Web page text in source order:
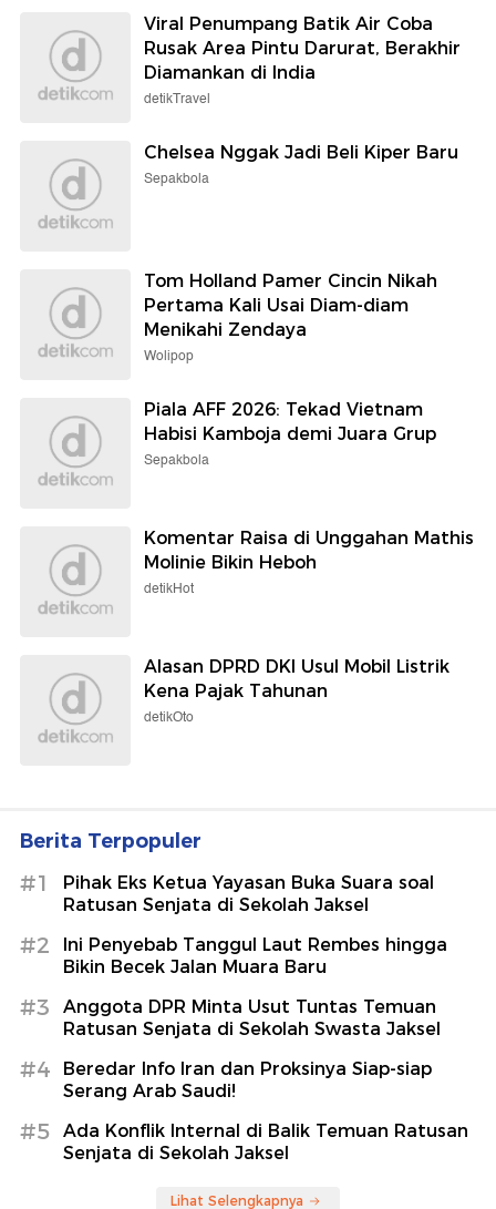
Viral Penumpang Batik Air Coba
Rusak Area Pintu Darurat, Berakhir
Diamankan di India
detikTravel
Chelsea Nggak Jadi Beli Kiper Baru
Sepakbola
Tom Holland Pamer Cincin Nikah
Pertama Kali Usai Diam-diam
Menikahi Zendaya
Wolipop
Piala AFF 2026: Tekad Vietnam
Habisi Kamboja demi Juara Grup
Sepakbola
Komentar Raisa di Unggahan Mathis
Molinie Bikin Heboh
detikHot
Alasan DPRD DKI Usul Mobil Listrik
Kena Pajak Tahunan
detikOto
Berita Terpopuler
#1
Pihak Eks Ketua Yayasan Buka Suara soal
Ratusan Senjata di Sekolah Jaksel
#2
Ini Penyebab Tanggul Laut Rembes hingga
Bikin Becek Jalan Muara Baru
#3
Anggota DPR Minta Usut Tuntas Temuan
Ratusan Senjata di Sekolah Swasta Jaksel
#4
Beredar Info Iran dan Proksinya Siap-siap
Serang Arab Saudi!
#5
Ada Konflik Internal di Balik Temuan Ratusan
Senjata di Sekolah Jaksel
Lihat Selengkapnya